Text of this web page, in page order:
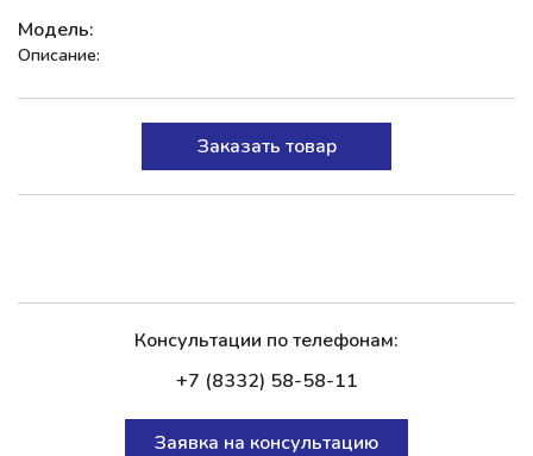
Модель:
Описание:
Заказать товар
Консультации по телефонам:
+7 (8332) 58-58-11
Заявка на консультацию